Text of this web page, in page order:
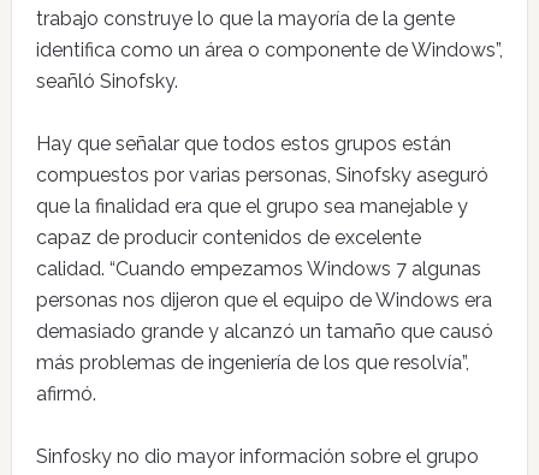
trabajo construye lo que la mayoría de la gente
identifica como un área o componente de Windows”,
seañló Sinofsky.
Hay que señalar que todos estos grupos están
compuestos por varias personas, Sinofsky aseguró
que la finalidad era que el grupo sea manejable y
capaz de producir contenidos de excelente
calidad. “Cuando empezamos Windows 7 algunas
personas nos dijeron que el equipo de Windows era
demasiado grande y alcanzó un tamaño que causó
más problemas de ingeniería de los que resolvía”,
afirmó.
Sinfosky no dio mayor información sobre el grupo